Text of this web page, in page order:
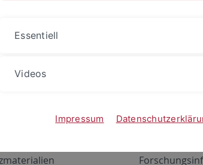
Netzwerk
ALMA
Essentiell
Videos
Impressum